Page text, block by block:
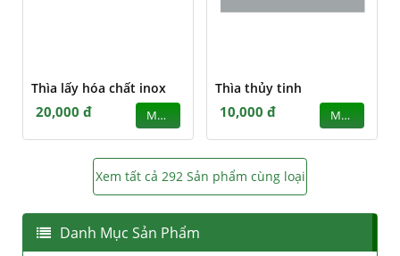
Thìa lấy hóa chất inox
20,000 đ MUA
Thìa thủy tinh
10,000 đ MUA
Xem tất cả 292 Sản phẩm cùng loại
Danh Mục Sản Phẩm